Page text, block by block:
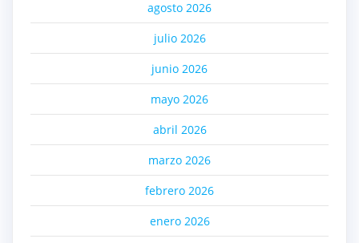
agosto 2026
julio 2026
junio 2026
mayo 2026
abril 2026
marzo 2026
febrero 2026
enero 2026